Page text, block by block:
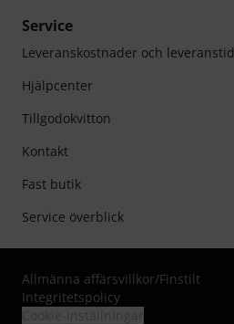
Service
Leveranskostnader och leveranstid
Hjälpcenter
Tillgodokvitton
Kontakt
Fast butik
Service överblick
Allmänna affärsvillkor/Finstilt
Integritetspolicy